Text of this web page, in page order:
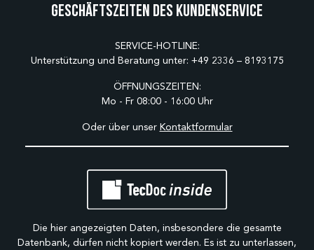
Geschäftszeiten des Kundenservice
SERVICE-HOTLINE:
Unterstützung und Beratung unter: +49 2336 – 8193175
ÖFFNUNGSZEITEN:
Mo - Fr 08:00 - 16:00 Uhr
Oder über unser Kontaktformular
Die hier angezeigten Daten, insbesondere die gesamte
Datenbank, dürfen nicht kopiert werden. Es ist zu unterlassen,